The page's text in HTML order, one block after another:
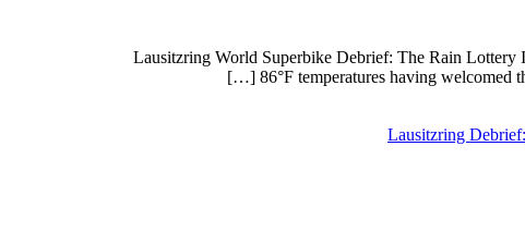
Lausitzring World Superbike Debrief: The Rain Lottery
86°F temperatures having welcomed
Lausitzring Debrief: